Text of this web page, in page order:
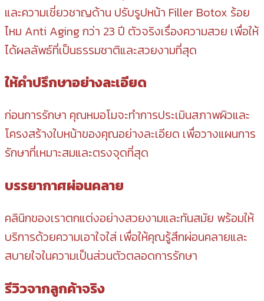
และความเชี่ยวชาญด้าน ปรับรูปหน้า Filler Botox ร้อย
ไหม Anti Aging กว่า 23 ปี ตัวจริงเรื่องความสวย เพื่อให้
ได้ผลลัพธ์ที่เป็นธรรมชาติและสวยงามที่สุด
ให้คำปรึกษาอย่างละเอียด
ก่อนการรักษา คุณหมอโมจะทำการประเมินสภาพผิวและ
โครงสร้างใบหน้าของคุณอย่างละเอียด เพื่อวางแผนการ
รักษาที่เหมาะสมและตรงจุดที่สุด
บรรยากาศผ่อนคลาย
คลินิกของเราตกแต่งอย่างสวยงามและทันสมัย พร้อมให้
บริการด้วยความเอาใจใส่ เพื่อให้คุณรู้สึกผ่อนคลายและ
สบายใจในความเป็นส่วนตัวตลอดการรักษา
รีวิวจากลูกค้าจริง